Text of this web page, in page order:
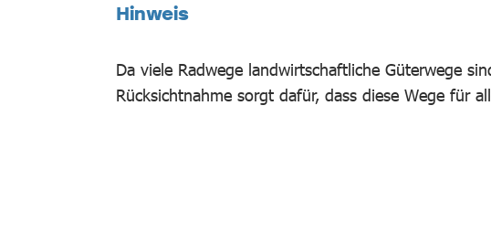
Hinweis
Da viele Radwege landwirtschaftliche Güterwege
Rücksichtnahme sorgt dafür, dass diese Wege für